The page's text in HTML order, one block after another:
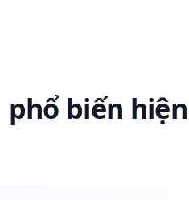
biến hiện